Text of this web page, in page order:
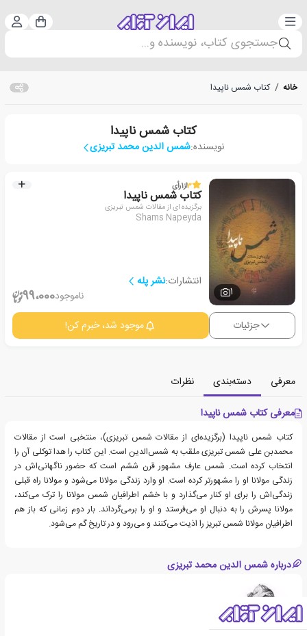
دسته‌بندی سبد
جستجوی کتاب، نویسنده و...
خانه / کتاب شمس ناپیدا
کتاب شمس ناپیدا
نویسنده:شمس الدین محمد تبریزی
1
3از1رأی
کتاب شمس ناپیدا
برگزیده ای از مقالات شمس تبریزی
Shams Napeyda
انتشارات:نشر پله
ناموجود99،000
جزئیات موجود شد، خبرم کن!
معرفی دسته‌بندی
نظرات
معرفی کتاب شمس ناپیدا
کتاب شمس ناپیدا (برگزیده‌ای از مقالات شمس تبریزی)، منتخبی است از مقالات
محمدبن علی شمس تبریزی ملقب به شمس‌الدین است. این کتاب را هدا توکلی آن را
انتخاب کرده است. شمس عارف مشهور قرن ششم است که حضور ناگهانی‌اش در
زندگی مولانا او را مشهورتر کرده است. او وارد زندگی مولانا می‌شود و مولانا راه قبلی
زندگی‌اش را برای او کنار می‌گذارد و با خشم اطرافیان شمس مولانا را ترک می‌کند،
مولانا پسرش را به دنبال او می‌فرستد و او را برمی‌گرداند. بار دوم زمانی که باز هم
اطرافیان مولانا شمس تبریز را اذیت می‌کنند و می‌رود و در تاریخ گم می‌شود.
درباره شمس الدین محمد تبریزی